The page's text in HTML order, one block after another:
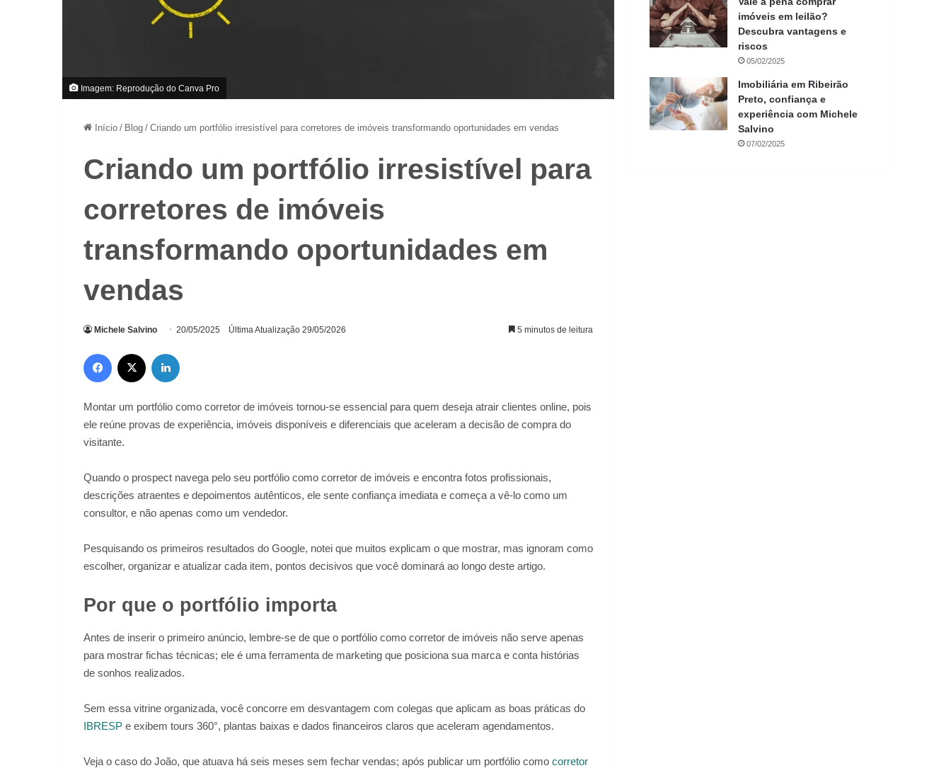
Imagem: Reprodução do Canva Pro
Início / Blog / Criando um portfólio irresistível para corretores de imóveis transformando oportunidades em vendas
Criando um portfólio irresistível para
corretores de imóveis
transformando oportunidades em
vendas
Michele Salvino 20/05/2025 Última Atualização 29/05/2026 5 minutos de leitura
Facebook
Montar um portfólio como corretor de imóveis tornou-se essencial para quem deseja atrair clientes online, pois
ele reúne provas de experiência, imóveis disponíveis e diferenciais que aceleram a decisão de compra do
visitante.
Quando o prospect navega pelo seu portfólio como corretor de imóveis e encontra fotos profissionais,
descrições atraentes e depoimentos autênticos, ele sente confiança imediata e começa a vê-lo como um
consultor, e não apenas como um vendedor.
Pesquisando os primeiros resultados do Google, notei que muitos explicam o que mostrar, mas ignoram como
escolher, organizar e atualizar cada item, pontos decisivos que você dominará ao longo deste artigo.
Por que o portfólio importa
Antes de inserir o primeiro anúncio, lembre-se de que o portfólio como corretor de imóveis não serve apenas
para mostrar fichas técnicas; ele é uma ferramenta de marketing que posiciona sua marca e conta histórias
de sonhos realizados.
Sem essa vitrine organizada, você concorre em desvantagem com colegas que aplicam as boas práticas do
IBRESP e exibem tours 360°, plantas baixas e dados financeiros claros que aceleram agendamentos.
Veja o caso do João, que atuava há seis meses sem fechar vendas; após publicar um portfólio como corretor
imóveis em leilão?
Descubra vantagens e
riscos
05/02/2025
Imobiliária em Ribeirão
Preto, confiança e
experiência com Michele
Salvino
07/02/2025